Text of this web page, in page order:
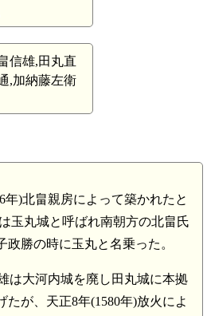
信雄,田丸直
,加納藤左衛
年)北畠親房によって築かれたと
玉丸城と呼ばれ南朝方の北畠氏
勝の時に玉丸と名乗った。
は大河内城を廃し田丸城に本拠
たが、天正8年(1580年)放火によ